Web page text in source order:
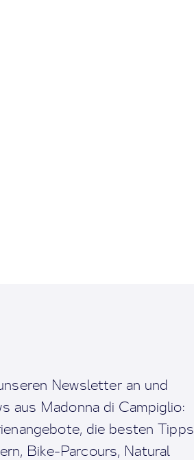
Newsletter an und
aus Madonna di Campiglio:
die besten Tipps
Bike-Parcours, Natural